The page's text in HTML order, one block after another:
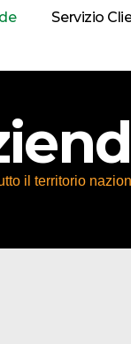
Servizio
il territorio